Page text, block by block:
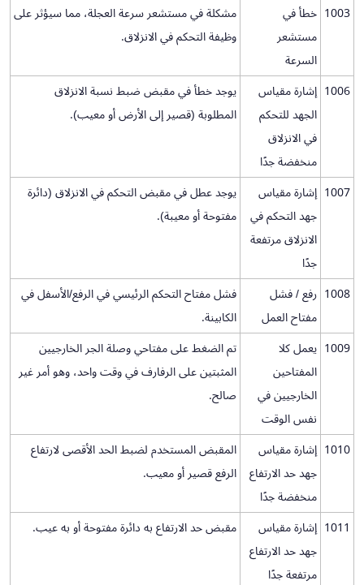
1003 خطأ في
مستشعر
السرعة
مشكلة في مستشعر سرعة العجلة، مما سيؤثر على
وظيفة التحكم في الانزلاق.
1006 إشارة مقياس
الجهد للتحكم
في الانزلاق
منخفضة جدًا
يوجد خطأ في مقبض ضبط نسبة الانزلاق
المطلوبة (قصير إلى الأرض أو معيب).
1007 إشارة مقياس
جهد التحكم في
الانزلاق مرتفعة
جدًا
يوجد عطل في مقبض التحكم في الانزلاق (دائرة
مفتوحة أو معيبة).
1008 رفع / فشل
مفتاح العمل
فشل مفتاح التحكم الرئيسي في الرفع/الأسفل في
الكابينة.
1009 يعمل كلا
المفتاحين
الخارجيين في
نفس الوقت
تم الضغط على مفتاحي وصلة الجر الخارجيين
المثبتين على الرفارف في وقت واحد، وهو أمر غير
صالح.
1010 إشارة مقياس
جهد حد الارتفاع
منخفضة جدًا
المقبض المستخدم لضبط الحد الأقصى لارتفاع
الرفع قصير أو معيب.
1011 إشارة مقياس
جهد حد الارتفاع
مرتفعة جدًا
مقبض حد الارتفاع به دائرة مفتوحة أو به عيب.